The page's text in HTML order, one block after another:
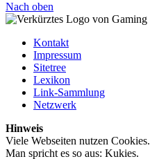
Nach oben
Kontakt
Impressum
Sitetree
Lexikon
Link-Sammlung
Netzwerk
Hinweis
Viele Webseiten nutzen Cookies.
Man spricht es so aus: Kukies.